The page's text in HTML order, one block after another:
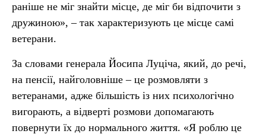
раніше не міг знайти місце, де міг би відпочити з
дружиною», – так характеризують це місце самі
ветерани.
За словами генерала Йосипа Луціча, який, до речі,
на пенсії, найголовніше – це розмовляти з
ветеранами, адже більшість із них психологічно
вигорають, а відверті розмови допомагають
повернути їх до нормального життя. «Я роблю це